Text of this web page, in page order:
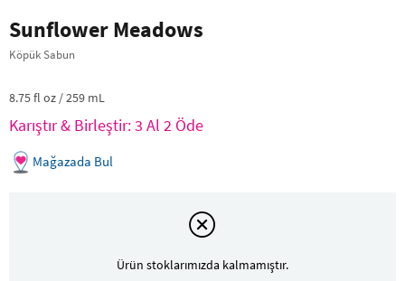
Sunflower Meadows
Köpük Sabun
8.75 fl oz / 259 mL
Karıştır & Birleştir: 3 Al 2 Öde
Mağazada Bul
Ürün stoklarımızda kalmamıştır.